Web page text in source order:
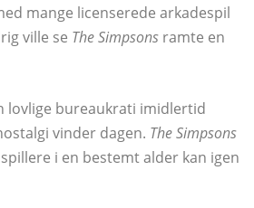
mange licenserede arkadespil
ville se The Simpsons ramte en
lovlige bureaukrati imidlertid
vinder dagen. The Simpsons
i en bestemt alder kan igen